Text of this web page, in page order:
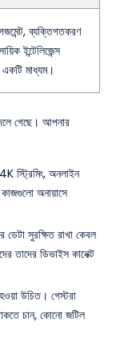
ব্যক্তিগতকরণ
ইন্টেলিজেন্স
মাধ্যম।
গেছে। আপনার
স্ট্রিমিং, অনলাইন
কাজগুলো অনায়াসে
সুরক্ষিত রাখা কেবল
তাদের ডিভাইস কানেক্ট
উচিত। গেস্টরা
চান, কোনো জটিল